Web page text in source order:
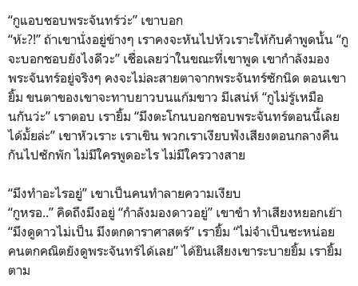
“กูแอบชอบพระจันทร์ว่ะ” เขาบอก
“ห้ะ?!” ถ้าเขานั่งอยู่ข้างๆ เราคงจะหันไปหัวเราะให้กับคำพูดนั้น “กู
จะบอกชอบยังไงดีวะ” เชื่อเลยว่าในขณะที่เขาพูด เขากำลังมอง
พระจันทร์อยู่จริงๆ คงจะไม่ละสายตาจากพระจันทร์ซักนิด ตอนเขา
ยิ้ม ขนตาของเขาจะทาบยาวบนแก้มขาว มีเสน่ห์ “กูไม่รู้เหมือ
นกันว่ะ” เราตอบ เรายิ้ม “มึงตะโกนบอกชอบพระจันทร์ตอนนี้เลย
ได้มั้ยล่ะ” เขาหัวเราะ เราเขิน พวกเราเงียบฟังเสียงตอนกลางคืน
กันไปซักพัก ไม่มีใครพูดอะไร ไม่มีใครวางสาย
“มึงทำอะไรอยู่” เขาเป็นคนทำลายความเงียบ
“กูหรอ..” คิดถึงมึงอยู่ “กำลังมองดาวอยู่” เขาขำ ทำเสียงหยอกเย้า
“มึงดูดาวไม่เป็น มึงตกดาราศาสตร์” เรายิ้ม “ไม่จำเป็นซะหน่อย
คนตกคณิตยังดูพระจันทร์ได้เลย” ได้ยินเสียงเขาระบายยิ้ม เรายิ้ม
ตาม